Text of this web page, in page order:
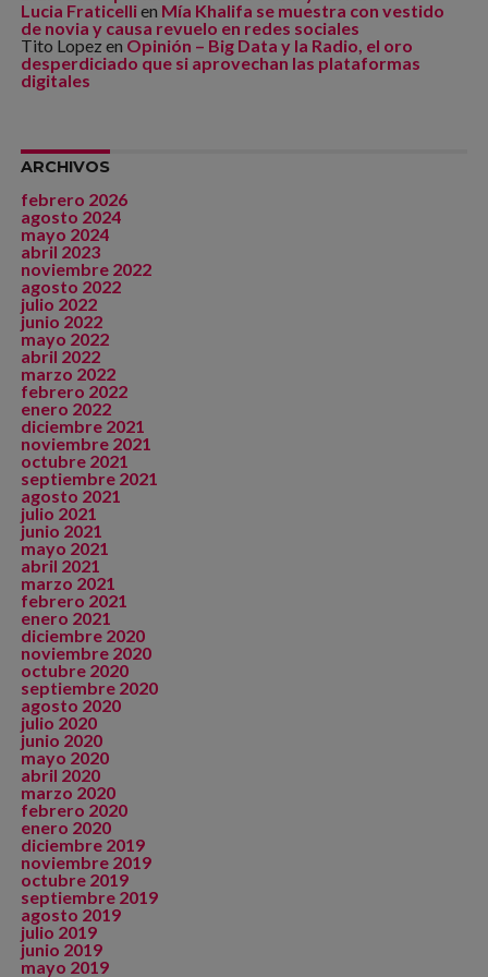
Lucia Fraticellien Mía Khalifa se muestra con vestido
de novia y causa revuelo en redes sociales
Tito Lopez en Opinión – Big Data y la Radio, el oro
desperdiciado que si aprovechan las plataformas
digitales
ARCHIVOS
febrero 2026
agosto 2024
mayo 2024
abril 2023
noviembre 2022
agosto 2022
julio 2022
junio 2022
mayo 2022
abril 2022
marzo 2022
febrero 2022
enero 2022
diciembre 2021
noviembre 2021
octubre 2021
septiembre 2021
agosto 2021
julio 2021
junio 2021
mayo 2021
abril 2021
marzo 2021
febrero 2021
enero 2021
diciembre 2020
noviembre 2020
octubre 2020
septiembre 2020
agosto 2020
julio 2020
junio 2020
mayo 2020
abril 2020
marzo 2020
febrero 2020
enero 2020
diciembre 2019
noviembre 2019
octubre 2019
septiembre 2019
agosto 2019
julio 2019
junio 2019
mayo 2019